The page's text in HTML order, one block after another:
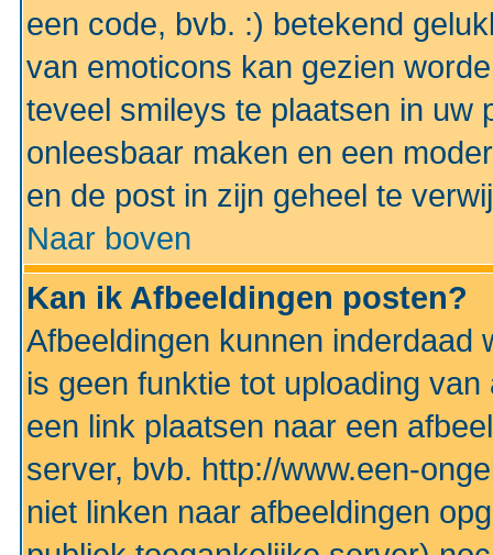
een code, bvb. :) betekend
van emoticons kan gezien
teveel smileys te plaatsen in uw
onleesbaar maken en een
en de post in zijn geheel te
Naar boven
Kan ik Afbeeldingen posten?
Afbeeldingen kunnen inderdaad
is geen funktie tot uploading
een link plaatsen naar een
server, bvb. http://www.een-
niet linken naar afbeeldingen